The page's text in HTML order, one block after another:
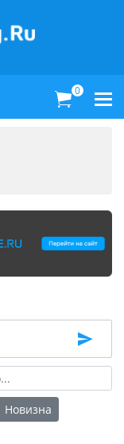
0
Новизна